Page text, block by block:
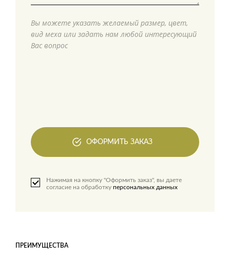
Вы можете указать желаемый размер, цвет,
вид меха или задать нам любой интересующий
Вас вопрос
ОФОРМИТЬ ЗАКАЗ
Нажимая на кнопку "Оформить заказ", вы даете
согласие на обработку персональных данных
ПРЕИМУЩЕСТВА